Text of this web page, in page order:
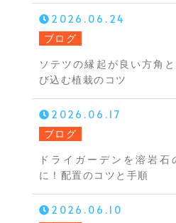
2026.06.24
ブログ
ソテツの縁起が良い方角
び込む植栽のコツ
2026.06.17
ブログ
ドライガーデンを溶岩
に！配置のコツと手順
2026.06.10